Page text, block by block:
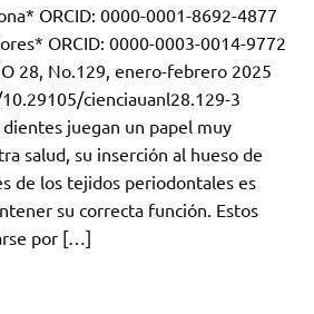
ORCID: 0000-0001-8692-4877
ORCID: 0000-0003-0014-9772
28, No.129, enero-febrero 2025
cienciauanl28.129-3
juegan un papel muy
salud, su inserción al hueso de
de los tejidos periodontales es
su correcta función. Estos
por […]